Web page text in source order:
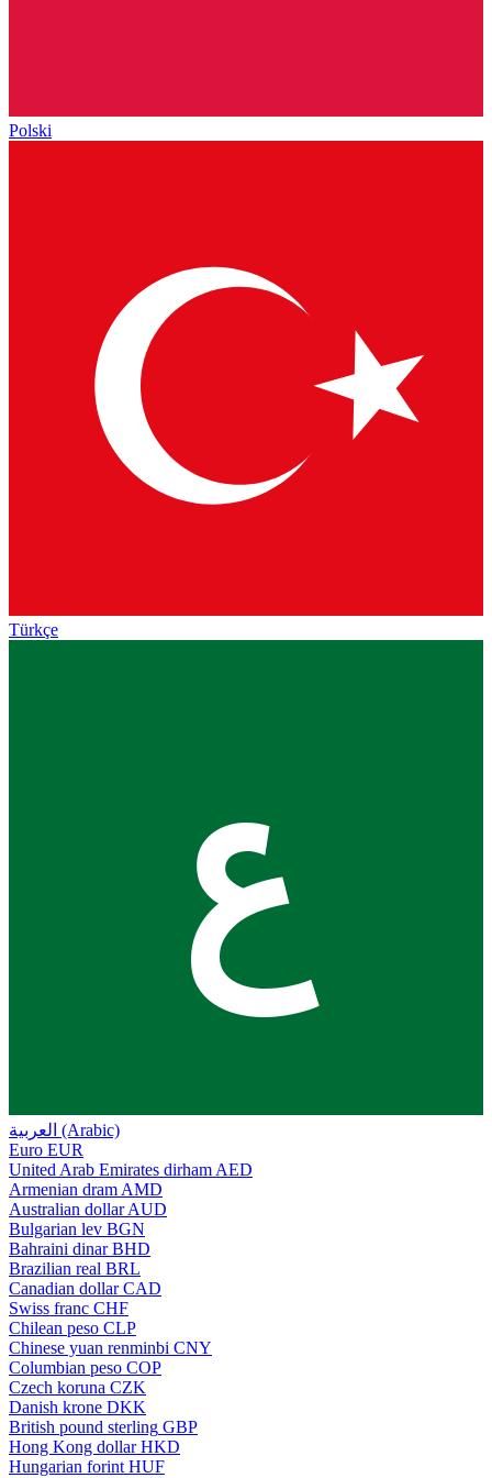
Polski
Türkçe
ع
العربية (Arabic)
Euro EUR
United Arab Emirates dirham AED
Armenian dram AMD
Australian dollar AUD
Bulgarian lev BGN
Bahraini dinar BHD
Brazilian real BRL
Canadian dollar CAD
Swiss franc CHF
Chilean peso CLP
Chinese yuan renminbi CNY
Columbian peso COP
Czech koruna CZK
Danish krone DKK
British pound sterling GBP
Hong Kong dollar HKD
Hungarian forint HUF